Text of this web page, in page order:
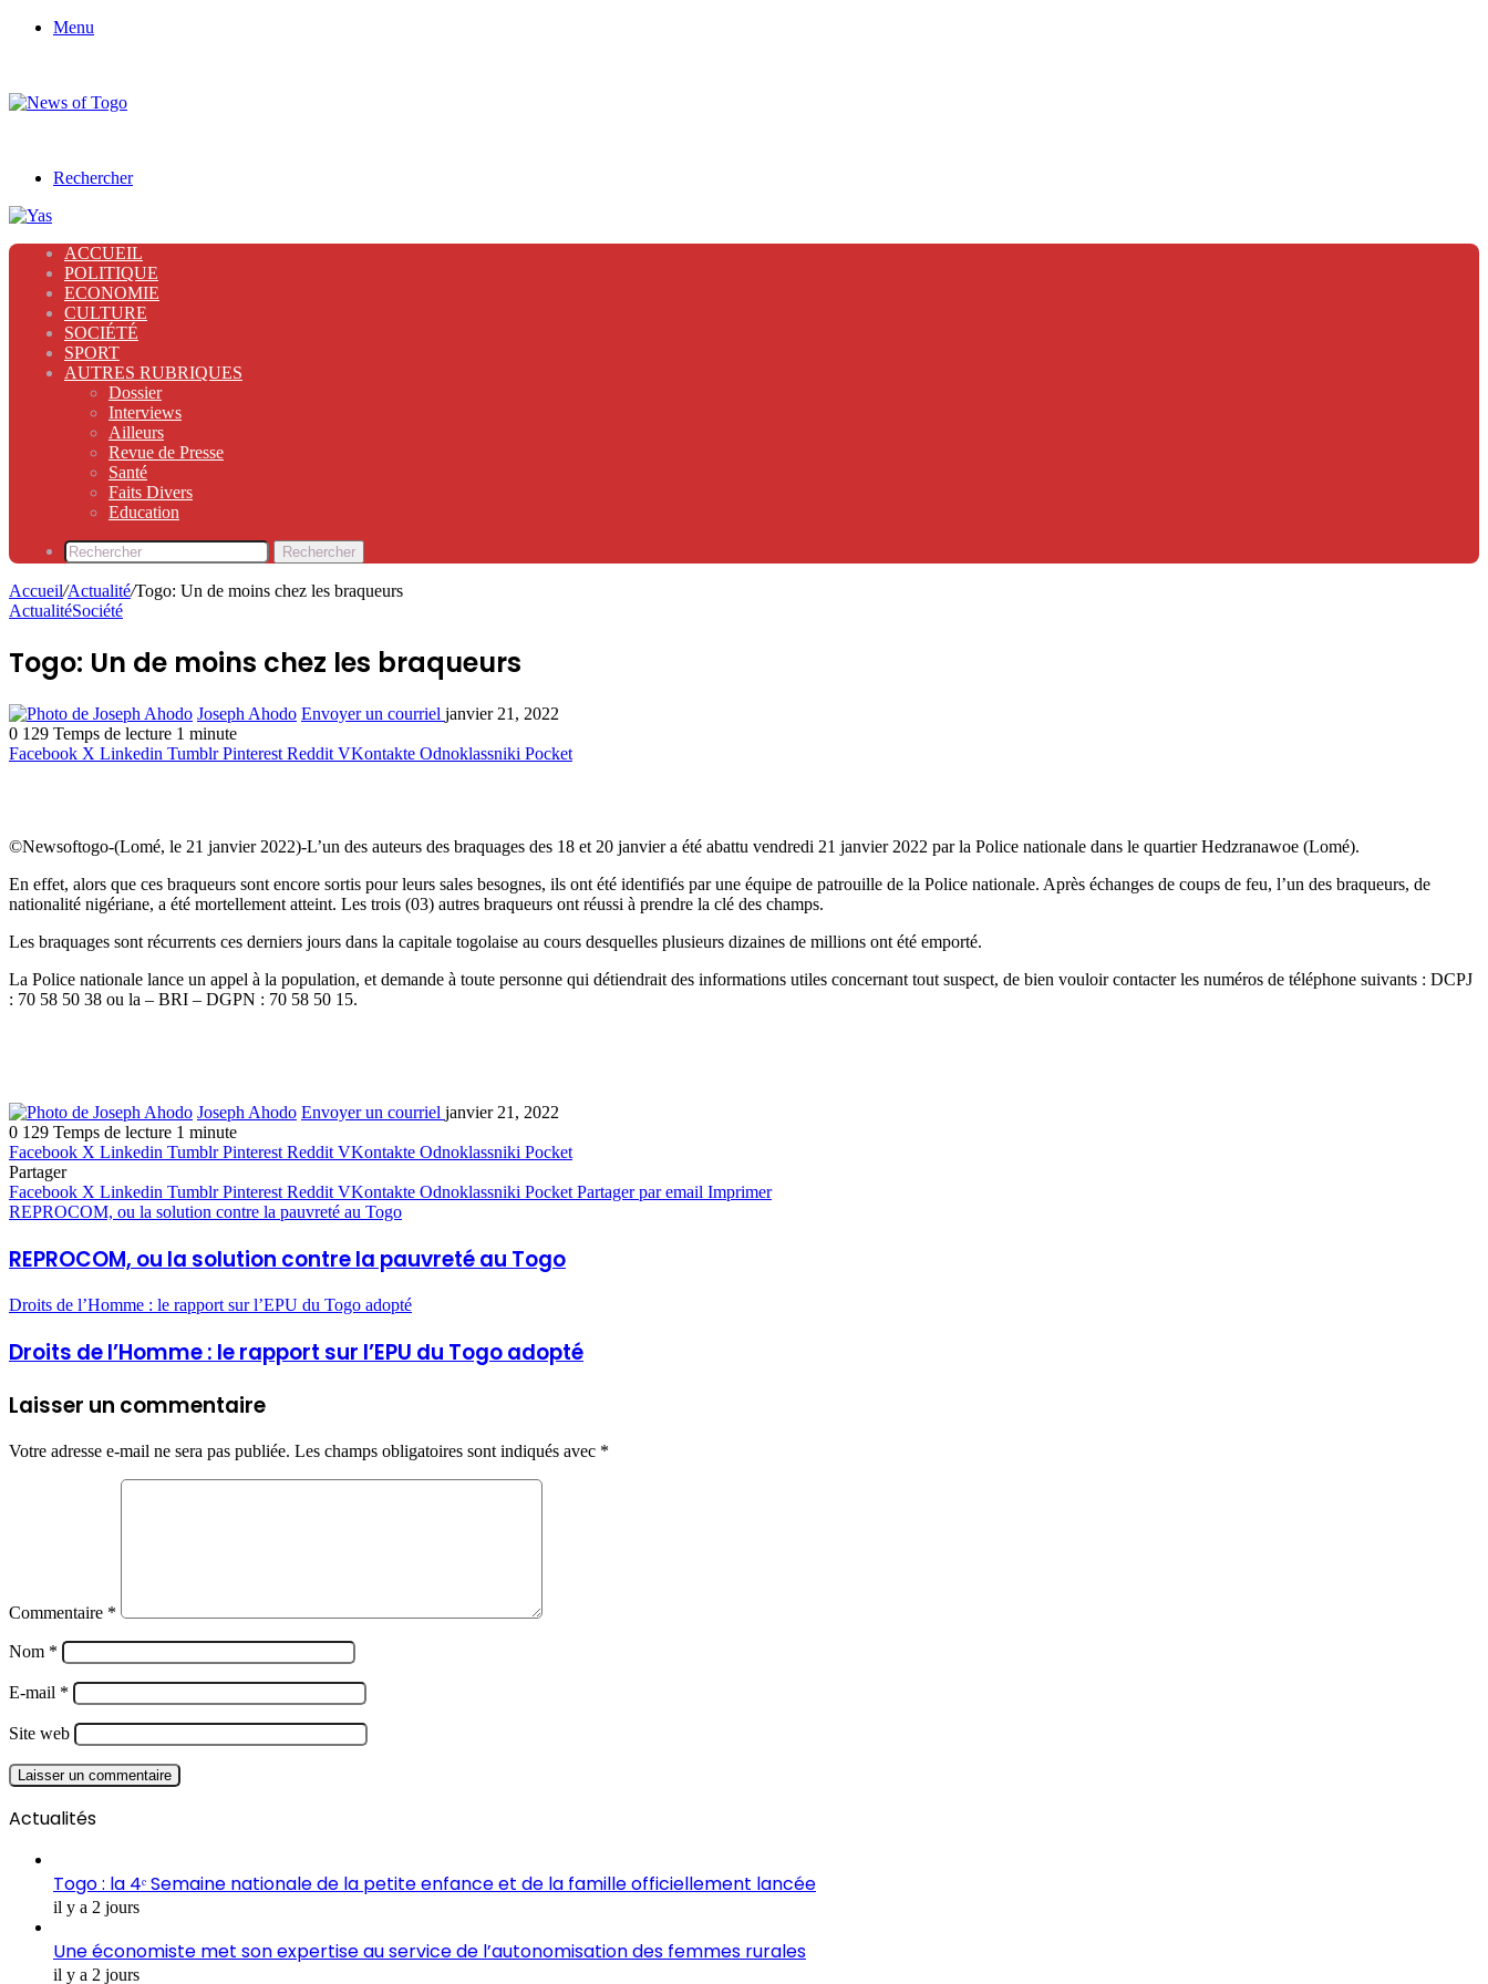
Menu
Rechercher
ACCUEIL
POLITIQUE
ECONOMIE
CULTURE
SOCIÉTÉ
SPORT
AUTRES RUBRIQUES
Dossier
Interviews
Ailleurs
Revue de Presse
Santé
Faits Divers
Education
Rechercher
Accueil/Actualité/Togo: Un de moins chez les braqueurs
ActualitéSociété
Togo: Un de moins chez les braqueurs
Joseph Ahodo Envoyer un courriel janvier 21, 2022
0 129 Temps de lecture 1 minute
Facebook X Linkedin Tumblr Pinterest Reddit VKontakte Odnoklassniki Pocket
©Newsoftogo-(Lomé, le 21 janvier 2022)-L’un des auteurs des braquages des 18 et 20 janvier a été abattu vendredi 21 janvier 2022 par la Police nationale dans le quartier Hedzranawoe (Lomé).
En effet, alors que ces braqueurs sont encore sortis pour leurs sales besognes, ils ont été identifiés par une équipe de patrouille de la Police nationale. Après échanges de coups de feu, l’un des braqueurs, de
nationalité nigériane, a été mortellement atteint. Les trois (03) autres braqueurs ont réussi à prendre la clé des champs.
Les braquages sont récurrents ces derniers jours dans la capitale togolaise au cours desquelles plusieurs dizaines de millions ont été emporté.
La Police nationale lance un appel à la population, et demande à toute personne qui détiendrait des informations utiles concernant tout suspect, de bien vouloir contacter les numéros de téléphone suivants : DCPJ
: 70 58 50 38 ou la – BRI – DGPN : 70 58 50 15.
Joseph Ahodo Envoyer un courriel janvier 21, 2022
0 129 Temps de lecture 1 minute
Facebook X Linkedin Tumblr Pinterest Reddit VKontakte Odnoklassniki Pocket
Partager
Facebook X Linkedin Tumblr Pinterest Reddit VKontakte Odnoklassniki Pocket Partager par email Imprimer
REPROCOM, ou la solution contre la pauvreté au Togo
REPROCOM, ou la solution contre la pauvreté au Togo
Droits de l’Homme : le rapport sur l’EPU du Togo adopté
Droits de l’Homme : le rapport sur l’EPU du Togo adopté
Laisser un commentaire
Votre adresse e-mail ne sera pas publiée. Les champs obligatoires sont indiqués avec *
Commentaire *
Nom *
E-mail *
Site web
Actualités
Togo : la 4ᵉ Semaine nationale de la petite enfance et de la famille officiellement lancée
il y a 2 jours
Une économiste met son expertise au service de l’autonomisation des femmes rurales
il y a 2 jours